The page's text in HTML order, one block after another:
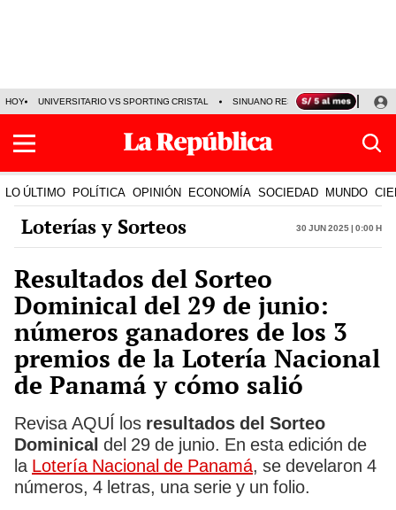
HOY UNIVERSITARIO VS SPORTING CRISTAL SINUANO RESULTADOS HOY
LO ÚLTIMO POLÍTICA OPINIÓN ECONOMÍA SOCIEDAD MUNDO
Loterías y Sorteos 30 Jun 2025 | 0:00 h
Resultados del Sorteo
Dominical del 29 de junio:
números ganadores de los 3
premios de la Lotería Nacional
de Panamá y cómo salió
Revisa AQUÍ los resultados del Sorteo
Dominical del 29 de junio. En esta edición de
la Lotería Nacional de Panamá, se develaron 4
números, 4 letras, una serie y un folio.